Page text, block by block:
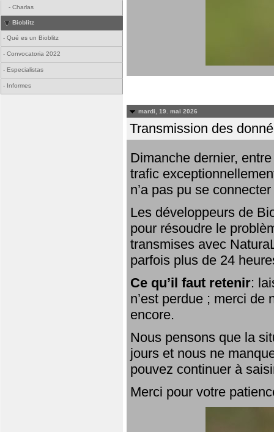
- Charlas
Bioblitz
- Qué es un Bioblitz
- Convocatoria 2022
- Especialistas
- Informes
mardi, 19. mai 2026
Transmission des
Dimanche dernier,
trafic
n’a pas pu se
Les développeurs de
pour résoudre le
transmises avec
parfois plus de 24
Ce qu’il faut retenir:
n’est perdue ; merci de
encore.
Nous pensons que la
jours et nous ne
pouvez continuer à
Merci pour votre